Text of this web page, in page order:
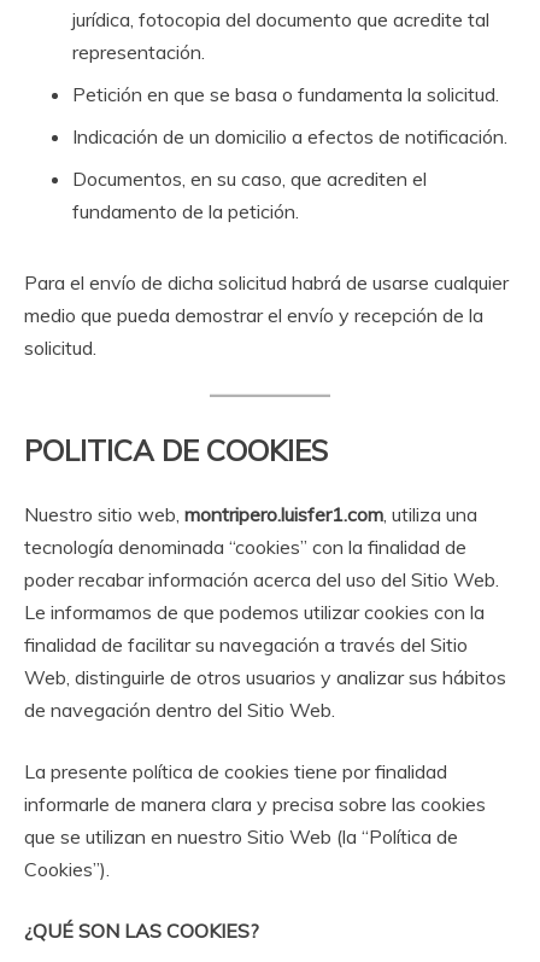
jurídica, fotocopia del documento que acredite tal
representación.
Petición en que se basa o fundamenta la solicitud.
Indicación de un domicilio a efectos de notificación.
Documentos, en su caso, que acrediten el
fundamento de la petición.
Para el envío de dicha solicitud habrá de usarse cualquier
medio que pueda demostrar el envío y recepción de la
solicitud.
POLITICA DE COOKIES
Nuestro sitio web, montripero.luisfer1.com , utiliza una
tecnología denominada “cookies” con la finalidad de
poder recabar información acerca del uso del Sitio Web.
Le informamos de que podemos utilizar cookies con la
finalidad de facilitar su navegación a través del Sitio
Web, distinguirle de otros usuarios y analizar sus hábitos
de navegación dentro del Sitio Web.
La presente política de cookies tiene por finalidad
informarle de manera clara y precisa sobre las cookies
que se utilizan en nuestro Sitio Web (la “Política de
Cookies”).
¿QUÉ SON LAS COOKIES?